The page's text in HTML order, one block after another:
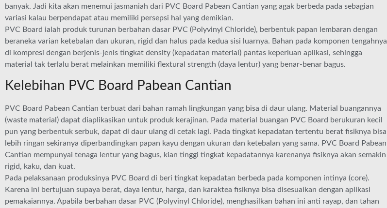
banyak. Jadi kita akan menemui jasmaniah dari PVC Board Pabean Cantian yang agak berbeda pada sebagian
variasi kalau berpendapat atau memiliki persepsi hal yang demikian.
PVC Board ialah produk turunan berbahan dasar PVC (Polyvinyl Chloride), berbentuk papan lembaran dengan
beraneka varian ketebalan dan ukuran, rigid dan halus pada kedua sisi luarnya. Bahan pada komponen tengahnya
di kompresi dengan berjenis-jenis tingkat density (kepadatan material) pantas keperluan aplikasi, sehingga
material tak terlalu berat melainkan memiliki flextural strength (daya lentur) yang benar-benar bagus.
Kelebihan PVC Board Pabean Cantian
PVC Board Pabean Cantian terbuat dari bahan ramah lingkungan yang bisa di daur ulang. Material buangannya
(waste material) dapat diaplikasikan untuk produk kerajinan. Pada material buangan PVC Board berukuran kecil
pun yang berbentuk serbuk, dapat di daur ulang di cetak lagi. Pada tingkat kepadatan tertentu berat fisiknya bisa
lebih ringan sekiranya diperbandingkan papan kayu dengan ukuran dan ketebalan yang sama. PVC Board Pabean
Cantian mempunyai tenaga lentur yang bagus, kian tinggi tingkat kepadatannya karenanya fisiknya akan semakin
rigid, kaku, dan kuat.
Pada pelaksanaan produksinya PVC Board di beri tingkat kepadatan berbeda pada komponen intinya (core).
Karena ini bertujuan supaya berat, daya lentur, harga, dan karaktea fisiknya bisa disesuaikan dengan aplikasi
pemakaiannya. Apabila berbahan dasar PVC (Polyvinyl Chloride), menghasilkan bahan ini anti rayap, dan tahan